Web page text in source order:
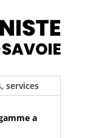
services
a